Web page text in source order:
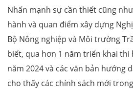
Nhấn mạnh sự cần thiết cũng
hành và quan điểm xây dựng
Bộ Nông nghiệp và Môi trường
biết, qua hơn 1 năm triển khai thi
năm 2024 và các văn bản hướng
cho thấy các chính sách mới